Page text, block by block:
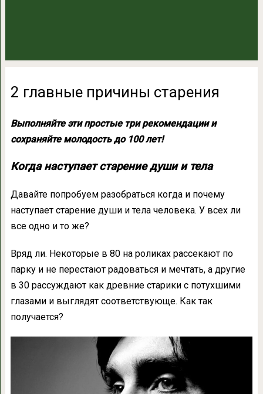
2 главные причины старения
Выполняйте эти простые три рекомендации и
сохраняйте молодость до 100 лет!
Когда наступает старение души и тела
Давайте попробуем разобраться когда и почему
наступает старение души и тела человека. У всех ли
все одно и то же?
Вряд ли. Некоторые в 80 на роликах рассекают по
парку и не перестают радоваться и мечтать, а другие
в 30 рассуждают как древние старики с потухшими
глазами и выглядят соответствующе. Как так
получается?